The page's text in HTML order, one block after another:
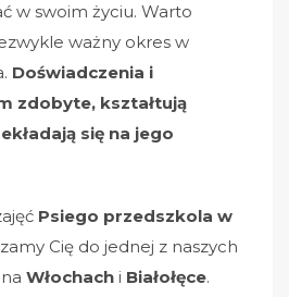
w swoim życiu. Warto
ważny okres w
Doświadczenia i
zdobyte, kształtują
się na jego
Psiego przedszkola w
Cię do jednej z naszych
Włochach i Białołęce.